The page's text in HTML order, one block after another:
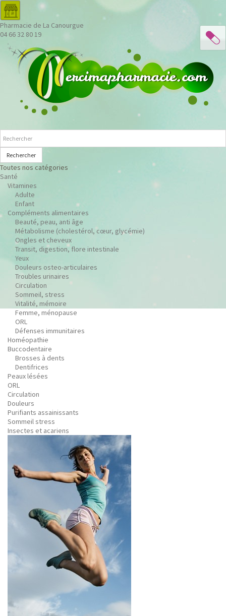
Pharmacie de La Canourgue
04 66 32 80 19
Rechercher
Toutes nos catégories
Santé
Vitamines
Adulte
Enfant
Compléments alimentaires
Beauté, peau, anti âge
Métabolisme (cholestérol, cœur, glycémie)
Ongles et cheveux
Transit, digestion, flore intestinale
Yeux
Douleurs osteo-articulaires
Troubles urinaires
Circulation
Sommeil, stress
Vitalité, mémoire
Femme, ménopause
ORL
Défenses immunitaires
Homéopathie
Buccodentaire
Brosses à dents
Dentifrices
Peaux lésées
ORL
Circulation
Douleurs
Purifiants assainissants
Sommeil stress
Insectes et acariens